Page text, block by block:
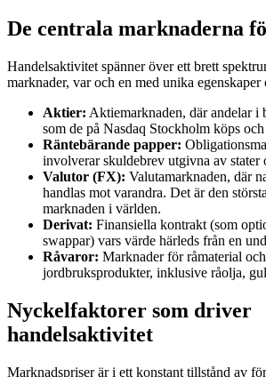
De centrala marknaderna
Handelsaktivitet spänner över ett brett
marknader, var och en med unika egenskaper
Aktier: Aktiemarknaden, där andelar i
som de på Nasdaq Stockholm köps och
Räntebärande papper:
involverar skuldebrev utgivna av stater
Valutor (FX): Valutamarknaden, där
handlas mot varandra. Det är den
marknaden i världen.
Derivat: Finansiella kontrakt (som
swappar) vars värde härleds från en
Råvaror: Marknader för råmaterial
jordbruksprodukter, inklusive råolja,
Nyckelfaktorer som driver
handelsaktivitet
Marknadspriser är i ett konstant tillstånd av